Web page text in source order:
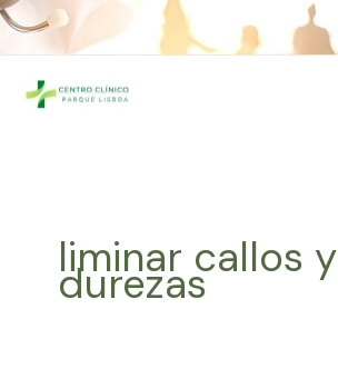
Ir
liminar callos y
durezas